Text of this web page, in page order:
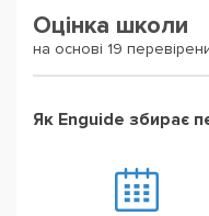
Оцінка школи
на основі 19
Як Enguide збирає